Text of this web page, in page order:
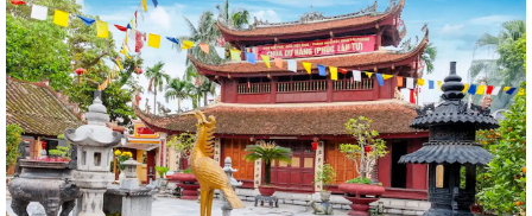
Chính phủ quy định chi tiết một...
Kỳ họp thứ Năm HĐND xã Tuệ Tĩnh khóa II xem xét nhiều nội dung
quan trọng về phát triển kinh tế -...
Xã Tuệ Tĩnh triển khai rà soát, đánh giá thành viên hộ nghèo, hộ cận
nghèo theo Nghị quyết số...
Xã Tuệ Tĩnh tổ chức các đoàn thăm, tặng quà Mẹ Việt Nam Anh hùng,